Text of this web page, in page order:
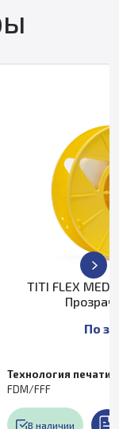
пластик 2,85